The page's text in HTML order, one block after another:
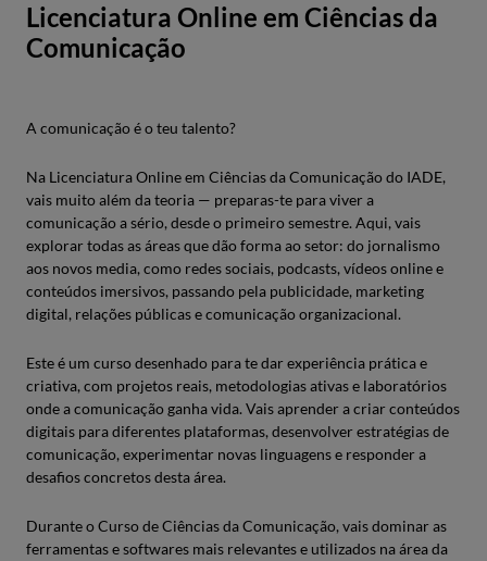
Licenciatura Online em Ciências da
Comunicação
A comunicação é o teu talento?
Na Licenciatura Online em Ciências da Comunicação do IADE,
vais muito além da teoria — preparas-te para viver a
comunicação a sério, desde o primeiro semestre. Aqui, vais
explorar todas as áreas que dão forma ao setor: do jornalismo
aos novos media, como redes sociais, podcasts, vídeos online e
conteúdos imersivos, passando pela publicidade, marketing
digital, relações públicas e comunicação organizacional.
Este é um curso desenhado para te dar experiência prática e
criativa, com projetos reais, metodologias ativas e laboratórios
onde a comunicação ganha vida. Vais aprender a criar conteúdos
digitais para diferentes plataformas, desenvolver estratégias de
comunicação, experimentar novas linguagens e responder a
desafios concretos desta área.
Durante o Curso de Ciências da Comunicação, vais dominar as
ferramentas e softwares mais relevantes e utilizados na área da